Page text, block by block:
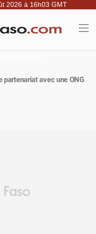
2026 à 16h03 GMT
partenariat avec une ONG